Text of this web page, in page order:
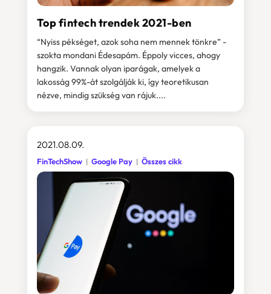
Top fintech trendek 2021-ben
“Nyiss pékséget, azok soha nem mennek tönkre” -
szokta mondani Édesapám. Éppoly vicces, ahogy
hangzik. Vannak olyan iparágak, amelyek a
lakosság 99%-át szolgálják ki, így teoretikusan
nézve, mindig szükség van rájuk....
2021.08.09.
FinTechShow Google Pay Összes cikk